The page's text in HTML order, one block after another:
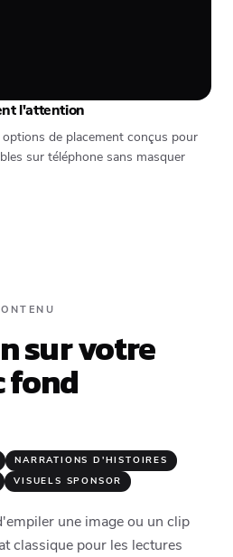
l'attention
de placement conçus pour
sur téléphone sans masquer
sur votre
fond
NARRATIONS D'HISTOIRES
VISUELS SPONSOR
une image ou un clip
classique pour les lectures